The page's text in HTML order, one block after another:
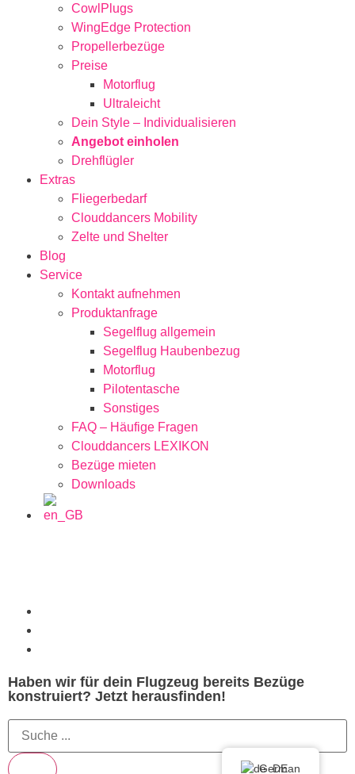
German
CowlPlugs
WingEdge Protection
Propellerbezüge
Preise
Motorflug
Ultraleicht
Dein Style – Individualisieren
Angebot einholen
Drehflügler
Extras
Fliegerbedarf
Clouddancers Mobility
Zelte und Shelter
Blog
Service
Kontakt aufnehmen
Produktanfrage
Segelflug allgemein
Segelflug Haubenbezug
Motorflug
Pilotentasche
Sonstiges
FAQ – Häufige Fragen
Clouddancers LEXIKON
Bezüge mieten
Downloads
Haben wir für dein Flugzeug bereits Bezüge
konstruiert? Jetzt herausfinden!